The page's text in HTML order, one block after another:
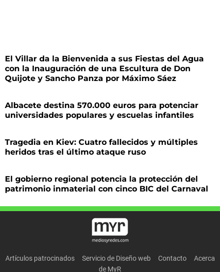
El Villar da la Bienvenida a sus Fiestas del Agua
con la Inauguración de una Escultura de Don
Quijote y Sancho Panza por Máximo Sáez
Albacete destina 570.000 euros para potenciar
universidades populares y escuelas infantiles
Tragedia en Kiev: Cuatro fallecidos y múltiples
heridos tras el último ataque ruso
El gobierno regional potencia la protección del
patrimonio inmaterial con cinco BIC del Carnaval
Artículos patrocinados Servicio de Diseño web Contacto
Acerca
de MyR